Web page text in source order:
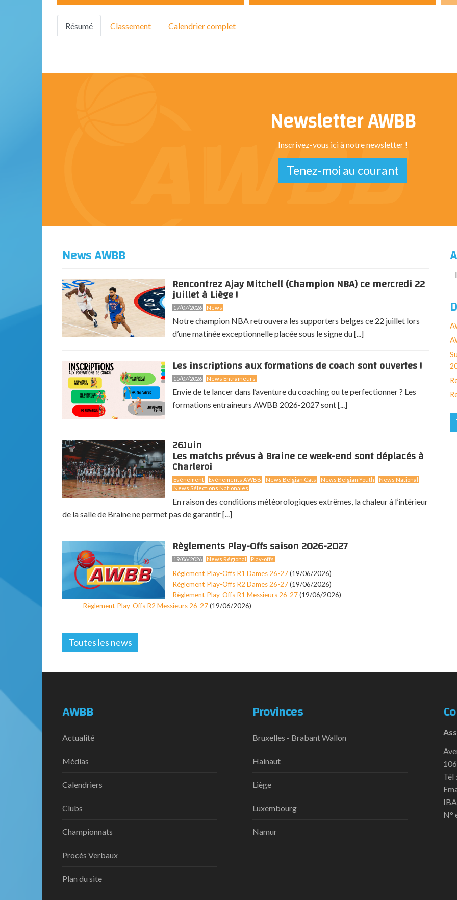
Résumé Classement Calendrier complet
Newsletter AWBB
Inscrivez-vous ici à notre newsletter !
Tenez-moi au courant
News AWBB
Rencontrez Ajay Mitchell (Champion NBA) ce mercredi 22
juillet à Liège !
17/07/2026 News
Notre champion NBA retrouvera les supporters belges ce 22 juillet lors
d’une matinée exceptionnelle placée sous le signe du [...]
Les inscriptions aux formations de coach sont ouvertes !
15/07/2026 News Entraîneurs
Envie de te lancer dans l’aventure du coaching ou te perfectionner ? Les
formations entraîneurs AWBB 2026-2027 sont [...]
26Juin
Les matchs prévus à Braine ce week-end sont déplacés à
Charleroi
Evénement Evénements AWBB News Belgian Cats News Belgian Youth
News National
News Sélections Nationales
En raison des conditions météorologiques extrêmes, la chaleur à l’intérieur
de la salle de Braine ne permet pas de garantir [...]
Règlements Play-Offs saison 2026-2027
19/06/2026 News Régional Play-offs
Règlement Play-Offs R1 Dames 26-27(19/06/2026)
Règlement Play-Offs R2 Dames 26-27(19/06/2026)
Règlement Play-Offs R1 Messieurs 26-27(19/06/2026)
Règlement Play-Offs R2 Messieurs 26-27(19/06/2026)
Toutes les news
AWBB
Actualité
Médias
Calendriers
Clubs
Championnats
Procès Verbaux
Plan du site
Provinces
Bruxelles - Brabant Wallon
Hainaut
Liège
Luxembourg
Namur
Tél
N°